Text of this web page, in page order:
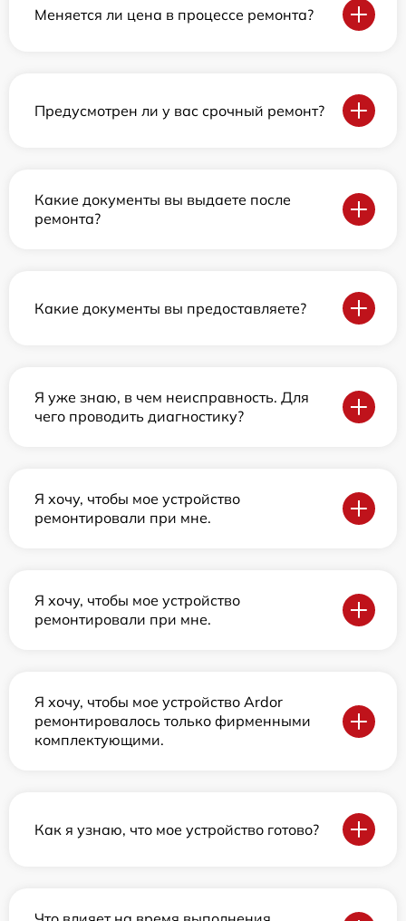
Меняется ли цена в процессе ремонта?
Предусмотрен ли у вас срочный ремонт?
Какие документы вы выдаете после
ремонта?
Какие документы вы предоставляете?
Я уже знаю, в чем неисправность. Для
чего проводить диагностику?
Я хочу, чтобы мое устройство
ремонтировали при мне.
Я хочу, чтобы мое устройство
ремонтировали при мне.
Я хочу, чтобы мое устройство Ardor
ремонтировалось только фирменными
комплектующими.
Как я узнаю, что мое устройство готово?